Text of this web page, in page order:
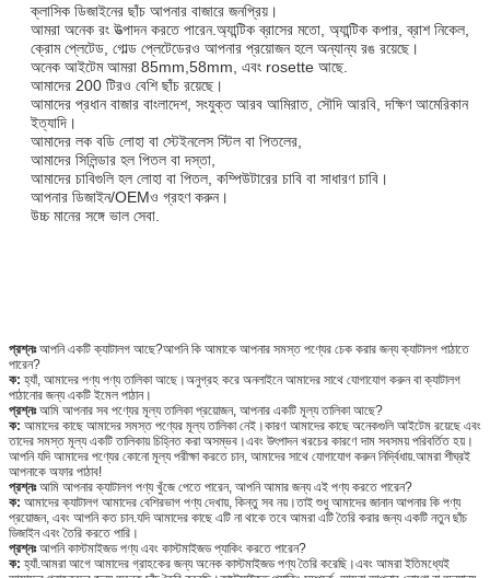
ক্লাসিক ডিজাইনের ছাঁচ আপনার বাজারে জনপ্রিয়।
আমরা অনেক রং উত্পাদন করতে পারেন.অ্যান্টিক ব্রাসের মতো, অ্যান্টিক কপার, ব্রাশ নিকেল,
ক্রোম প্লেটেড, গোল্ড প্লেটেডেরও আপনার প্রয়োজন হলে অন্যান্য রঙ রয়েছে।
অনেক আইটেম আমরা 85mm,58mm, এবং rosette আছে.
আমাদের 200 টিরও বেশি ছাঁচ রয়েছে।
আমাদের প্রধান বাজার বাংলাদেশ, সংযুক্ত আরব আমিরাত, সৌদি আরবি, দক্ষিণ আমেরিকান
ইত্যাদি।
আমাদের লক বডি লোহা বা স্টেইনলেস স্টিল বা পিতলের,
আমাদের সিলিন্ডার হল পিতল বা দস্তা,
আমাদের চাবিগুলি হল লোহা বা পিতল, কম্পিউটারের চাবি বা সাধারণ চাবি।
আপনার ডিজাইন/OEMও গ্রহণ করুন।
উচ্চ মানের সঙ্গে ভাল সেবা.
প্রশ্নঃআপনি একটি ক্যাটালগ আছে?আপনি কি আমাকে আপনার সমস্ত পণ্যের চেক করার জন্য ক্যাটালগ পাঠাতে
পারেন?
ক:হ্যাঁ, আমাদের পণ্য পণ্য তালিকা আছে।অনুগ্রহ করে অনলাইনে আমাদের সাথে যোগাযোগ করুন বা ক্যাটালগ
পাঠানোর জন্য একটি ইমেল পাঠান।
প্রশ্নঃআমি আপনার সব পণ্যের মূল্য তালিকা প্রয়োজন, আপনার একটি মূল্য তালিকা আছে?
ক: আমাদের কাছে আমাদের সমস্ত পণ্যের মূল্য তালিকা নেই।কারণ আমাদের কাছে অনেকগুলি আইটেম রয়েছে এবং
তাদের সমস্ত মূল্য একটি তালিকায় চিহ্নিত করা অসম্ভব।এবং উৎপাদন খরচের কারণে দাম সবসময় পরিবর্তিত হয়।
আপনি যদি আমাদের পণ্যের কোনো মূল্য পরীক্ষা করতে চান, আমাদের সাথে যোগাযোগ করুন নির্দ্বিধায়.আমরা শীঘ্রই
আপনাকে অফার পাঠাব!
প্রশ্নঃআমি আপনার ক্যাটালগ পণ্য খুঁজে পেতে পারেন, আপনি আমার জন্য এই পণ্য করতে পারেন?
ক: আমাদের ক্যাটালগ আমাদের বেশিরভাগ পণ্য দেখায়, কিন্তু সব নয়।তাই শুধু আমাদের জানান আপনার কি পণ্য
প্রয়োজন, এবং আপনি কত চান.যদি আমাদের কাছে এটি না থাকে তবে আমরা এটি তৈরি করার জন্য একটি নতুন ছাঁচ
ডিজাইন এবং তৈরি করতে পারি।
প্রশ্নঃআপনি কাস্টমাইজড পণ্য এবং কাস্টমাইজড প্যাকিং করতে পারেন?
ক:হ্যাঁ.আমরা আগে আমাদের গ্রাহকের জন্য অনেক কাস্টমাইজড পণ্য তৈরি করেছি।এবং আমরা ইতিমধ্যেই